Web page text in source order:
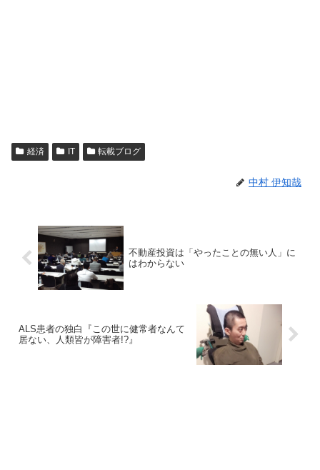
経済 IT 転載ブログ
中村 伊知哉
不動産投資は「やったことの無い人」に
はわからない
ALS患者の独白『この世に健常者なんて
居ない、人類皆が障害者!?』